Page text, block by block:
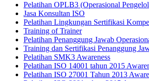
Pelatihan OPLB3 (Operasional
Jasa Konsultan ISO
Pelatihan Lingkungan Sertifikasi
Training of Trainer
Pelatihan Penanggung Jawab
Training dan Sertifikasi Penanggung
Pelatihan SMK3 Awareness
Pelatihan ISO 14001 tahun 2015
Pelatihan ISO 27001 Tahun 2013